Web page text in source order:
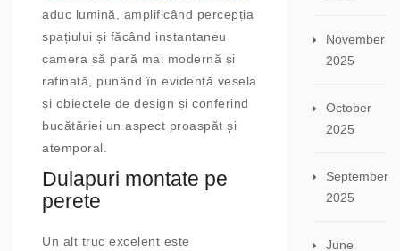
aduc lumină, amplificând percepția
spațiului și făcând instantaneu
camera să pară mai modernă și
rafinată, punând în evidență vesela
și obiectele de design și conferind
bucătăriei un aspect proaspăt și
atemporal.
Dulapuri montate pe
perete
Un alt truc excelent este
November
2025
October
2025
September
2025
June